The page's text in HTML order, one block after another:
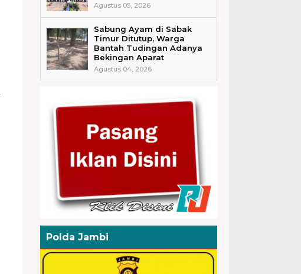
Agustus 05, 2026
Sabung Ayam di Sabak
Timur Ditutup, Warga
Bantah Tudingan Adanya
Bekingan Aparat
Agustus 04, 2026
Polda Jambi